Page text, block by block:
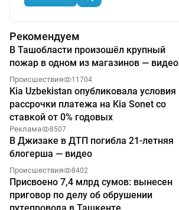
Рекомендуем
В Ташобласти произошёл крупный
пожар в одном из магазинов — видео
Происшествия 11704
Kia Uzbekistan опубликовала условия
рассрочки платежа на Kia Sonet со
ставкой от 0% годовых
Реклама 8507
В Джизаке в ДТП погибла 21-летняя
блогерша — видео
Происшествия 8402
Присвоено 7,4 млрд сумов: вынесен
приговор по делу об обрушении